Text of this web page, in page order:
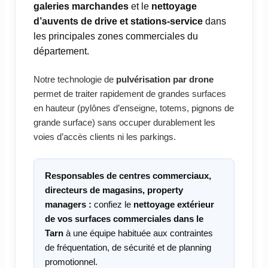
galeries marchandeset le nettoyage
d’auvents de drive et stations-servicedans
les principales zones commerciales du
département.
Notre technologie de pulvérisation par drone
permet de traiter rapidement de grandes surfaces
en hauteur (pylônes d’enseigne, totems, pignons de
grande surface) sans occuper durablement les
voies d’accès clients ni les parkings.
Responsables de centres commerciaux,
directeurs de magasins, property
managers : confiez le nettoyage extérieur
de vos surfaces commerciales dans le
Tarnà une équipe habituée aux contraintes
de fréquentation, de sécurité et de planning
promotionnel.